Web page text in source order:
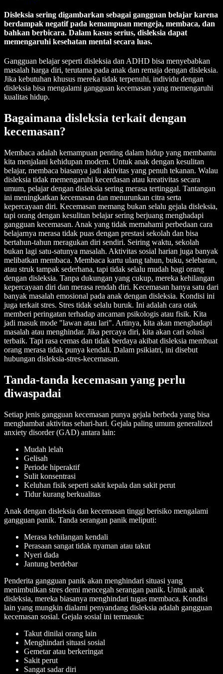
Disleksia sering digambarkan sebagai gangguan belajar karena
berdampak negatif pada kemampuan mengeja, membaca, dan
bahkan berbicara. Dalam kasus serius, disleksia dapat
memengaruhi kesehatan mental secara luas.
Gangguan belajar seperti disleksia dan ADHD bisa menyebabkan
masalah harga diri, terutama pada anak dan remaja dengan disleksia.
Jika kebutuhan khusus mereka tidak terpenuhi, individu dengan
disleksia bisa mengalami gangguan kecemasan yang memengaruhi
kualitas hidup.
Bagaimana disleksia terkait dengan
kecemasan?
Membaca adalah kemampuan penting dalam hidup yang membantu
kita menjalani kehidupan modern. Untuk anak dengan kesulitan
belajar, membaca biasanya jadi aktivitas yang penuh tekanan. Walau
disleksia tidak memengaruhi kecerdasan atau kreativitas secara
umum, pelajar dengan disleksia sering merasa tertinggal. Tantangan
ini meningkatkan kecemasan dan menurunkan citra serta
kepercayaan diri. Kecemasan memang bukan selalu gejala disleksia,
tapi orang dengan kesulitan belajar sering berjuang menghadapi
gangguan kecemasan. Anak yang tidak memahami perbedaan cara
belajarnya merasa tidak puas dengan prestasi sekolah dan bisa
bertahun-tahun meragukan diri sendiri. Seiring waktu, sekolah
bukan lagi satu-satunya masalah. Aktivitas sosial harian juga banyak
melibatkan membaca. Membaca kartu ulang tahun, buku, selebaran,
atau struk tampak sederhana, tapi tidak selalu mudah bagi orang
dengan disleksia. Tanpa dukungan yang cukup, mereka kehilangan
kepercayaan diri dan merasa rendah diri. Kecemasan hanya satu dari
banyak masalah emosional pada anak dengan disleksia. Kondisi ini
juga terkait stres. Stres tidak selalu buruk. Ini adalah cara otak
memberi peringatan terhadap ancaman psikologis atau fisik. Kita
jadi masuk mode "lawan atau lari". Artinya, kita akan menghadapi
masalah atau menghindar. Jika percaya diri, kita akan cari solusi
terbaik. Tapi rasa cemas dan tidak berdaya akibat disleksia membuat
orang merasa tidak punya kendali. Dalam psikiatri, ini disebut
hubungan disleksia-stres-kecemasan.
Tanda-tanda kecemasan yang perlu
diwaspadai
Setiap jenis gangguan kecemasan punya gejala berbeda yang bisa
menghambat aktivitas sehari-hari. Gejala paling umum generalized
anxiety disorder (GAD) antara lain:
Mudah lelah
Gelisah
Periode hiperaktif
Sulit konsentrasi
Keluhan fisik seperti sakit kepala dan sakit perut
Tidur kurang berkualitas
Anak dengan disleksia dan kecemasan tinggi berisiko mengalami
gangguan panik. Tanda serangan panik meliputi:
Merasa kehilangan kendali
Perasaan sangat tidak nyaman atau takut
Nyeri dada
Jantung berdebar
Penderita gangguan panik akan menghindari situasi yang
menimbulkan stres demi mencegah serangan panik. Untuk anak
disleksia, mereka biasanya menghindari tugas membaca. Kondisi
lain yang mungkin dialami penyandang disleksia adalah gangguan
kecemasan sosial. Gejala sosial ini termasuk:
Takut dinilai orang lain
Menghindari situasi sosial
Gemetar atau berkeringat
Sakit perut
Sangat sadar diri